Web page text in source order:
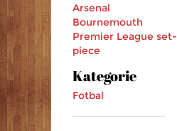
Arsenal
Bournemouth
Premier League set-
piece
Kategorie
Fotbal